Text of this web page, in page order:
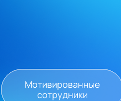
Мотивированные
сотрудники